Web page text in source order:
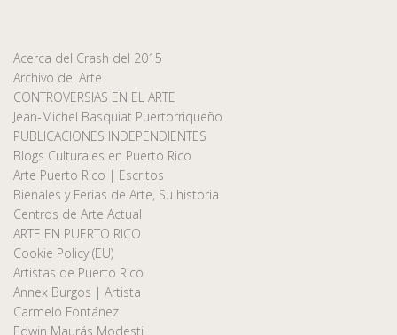
Acerca del Crash del 2015
Archivo del Arte
CONTROVERSIAS EN EL ARTE
Jean-Michel Basquiat Puertorriqueño
PUBLICACIONES INDEPENDIENTES
Blogs Culturales en Puerto Rico
Arte Puerto Rico | Escritos
Bienales y Ferias de Arte, Su historia
Centros de Arte Actual
ARTE EN PUERTO RICO
Cookie Policy (EU)
Artistas de Puerto Rico
Annex Burgos | Artista
Carmelo Fontánez
Edwin Maurás Modesti